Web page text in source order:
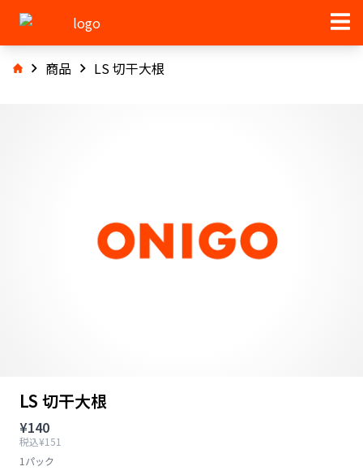
商品 LS 切干大根
LS 切干大根
¥140
税込¥151
1パック